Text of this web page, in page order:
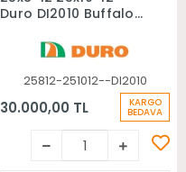
Duro DI2010 Buffalo
Lastiği
25812-251012--DI2010
30.000,00 TL KARGO
BEDAVA